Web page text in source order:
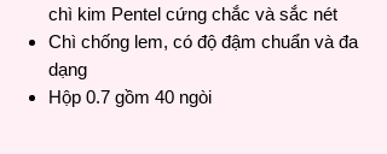
chì kim Pentel cứng chắc và sắc nét
Chì chống lem, có độ đậm chuẩn và đa
dạng
Hộp 0.7 gồm 40 ngòi